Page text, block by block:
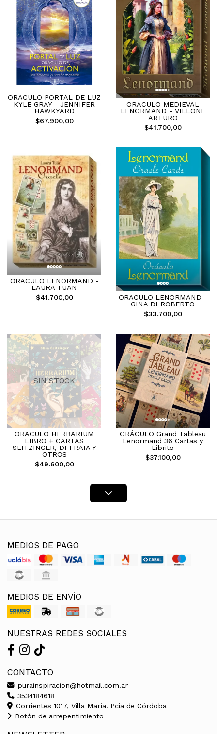
ORACULO PORTAL DE LUZ
KYLE GRAY - JENNIFER
HAWKYARD
$67.900,00
ORACULO MEDIEVAL
LENORMAND - VILLONE
ARTURO
$41.700,00
ORACULO LENORMAND -
LAURA TUAN
$41.700,00
ORACULO LENORMAND -
GINA DI ROBERTO
$33.700,00
SIN STOCK
ORACULO HERBARIUM
LIBRO + CARTAS
SEITZINGER, DI FRAIA Y
OTROS
$49.600,00
ORÁCULO Grand Tableau
Lenormand 36 Cartas y
Librito
$37.100,00
MEDIOS DE PAGO
MEDIOS DE ENVÍO
NUESTRAS REDES SOCIALES
CONTACTO
purainspiracion@hotmail.com.ar
3534184618
Corrientes 1017, Villa María. Pcia de Córdoba
Botón de arrepentimiento